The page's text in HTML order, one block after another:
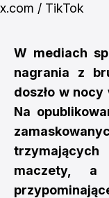
x.com / TikTok
W mediach
nagrania z
doszło w nocy
Na
trzymających
maczety,